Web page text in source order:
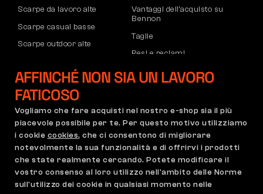
Scarpe da lavoro alte
Scarpe casual basse
Scarpe outdoor alte
Felpe
Vantaggi dell’acquisto su
Bennon
Taglie
Resi e reclami
Trasporto e pagamento
Reclami e garanzia
Condizioni Generali
Regolamento di Reclamo
Impostazioni dei cookie
GDPR
AFFINCHÉ NON SIA UN LAVORO
FATICOSO
Vogliamo che fare acquisti nel nostro e-shop sia il più
piacevole possibile per te. Per questo motivo utilizziamo
i cookie cookies, che ci consentono di migliorare
notevolmente la sua funzionalità e di offrirvi i prodotti
che state realmente cercando. Potete modificare il
vostro consenso al loro utilizzo nell'ambito delle Norme
sull'utilizzo dei cookie in qualsiasi momento nelle